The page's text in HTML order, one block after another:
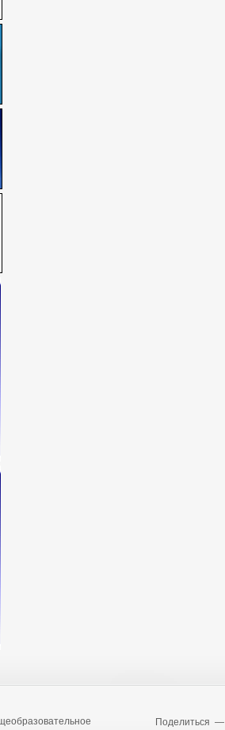
Поделиться —